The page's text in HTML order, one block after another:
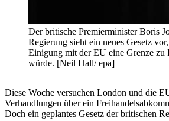
Der britische Premierminister Boris
Regierung sieht ein neues Gesetz
Einigung mit der EU eine Grenze zu
würde. [Neil Hall/ epa]
Diese Woche versuchen London und die
Verhandlungen über ein
Doch ein geplantes Gesetz der britischen